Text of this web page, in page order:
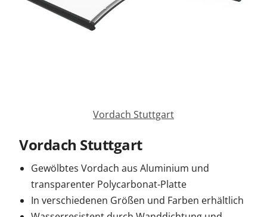
Sonnenschutz
Carports
Anmelden / Registrieren
Vordach Stuttgart
Vordach Stuttgart
Gewölbtes Vordach aus Aluminium und
transparenter Polycarbonat-Platte
In verschiedenen Größen und Farben erhältlich